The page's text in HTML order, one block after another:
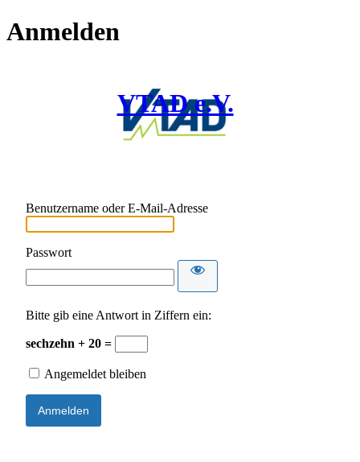
Anmelden
VTAD e.V.
Benutzername oder E-Mail-Adresse
Passwort
Bitte gib eine Antwort in Ziffern ein:
sechzehn + 20 =
Angemeldet bleiben